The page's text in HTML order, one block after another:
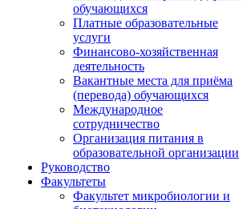
обучающихся
Платные образовательные
услуги
Финансово-хозяйственная
деятельность
Вакантные места для приёма
(перевода) обучающихся
Международное
сотрудничество
Организация питания в
образовательной организации
Руководство
Факультеты
Факультет микробиологии и